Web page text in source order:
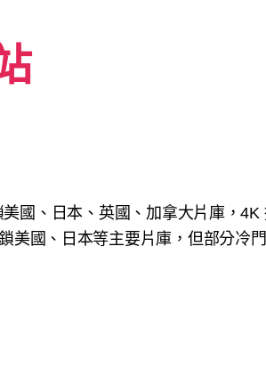
美國、日本、英國、加拿大片庫，4K
美國、日本等主要片庫，但部分冷